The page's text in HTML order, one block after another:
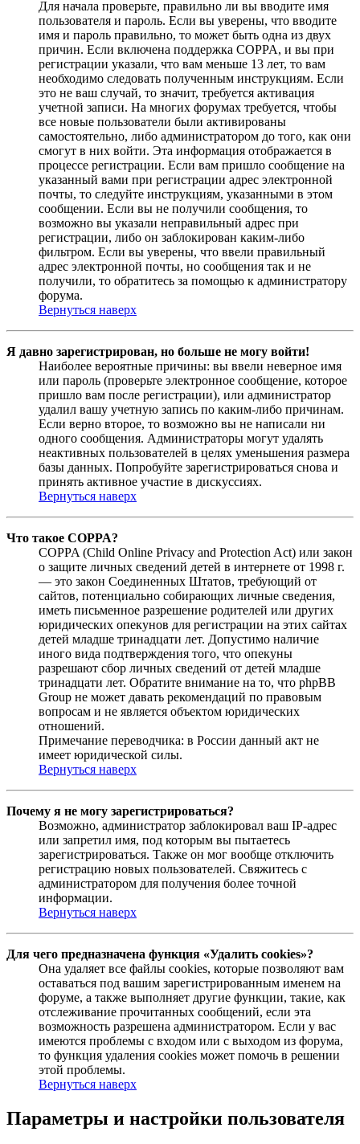
Для начала проверьте, правильно ли вы вводите имя
пользователя и пароль. Если вы уверены, что вводите
имя и пароль правильно, то может быть одна из двух
причин. Если включена поддержка COPPA, и вы при
регистрации указали, что вам меньше 13 лет, то вам
необходимо следовать полученным инструкциям. Если
это не ваш случай, то значит, требуется активация
учетной записи. На многих форумах требуется, чтобы
все новые пользователи были активированы
самостоятельно, либо администратором до того, как они
смогут в них войти. Эта информация отображается в
процессе регистрации. Если вам пришло сообщение на
указанный вами при регистрации адрес электронной
почты, то следуйте инструкциям, указанными в этом
сообщении. Если вы не получили сообщения, то
возможно вы указали неправильный адрес при
регистрации, либо он заблокирован каким-либо
фильтром. Если вы уверены, что ввели правильный
адрес электронной почты, но сообщения так и не
получили, то обратитесь за помощью к администратору
форума.
Вернуться наверх
Я давно зарегистрирован, но больше не могу войти!
Наиболее вероятные причины: вы ввели неверное имя
или пароль (проверьте электронное сообщение, которое
пришло вам после регистрации), или администратор
удалил вашу учетную запись по каким-либо причинам.
Если верно второе, то возможно вы не написали ни
одного сообщения. Администраторы могут удалять
неактивных пользователей в целях уменьшения размера
базы данных. Попробуйте зарегистрироваться снова и
принять активное участие в дискуссиях.
Вернуться наверх
Что такое COPPA?
COPPA (Child Online Privacy and Protection Act) или закон
о защите личных сведений детей в интернете от 1998 г.
— это закон Соединенных Штатов, требующий от
сайтов, потенциально собирающих личные сведения,
иметь письменное разрешение родителей или других
юридических опекунов для регистрации на этих сайтах
детей младше тринадцати лет. Допустимо наличие
иного вида подтверждения того, что опекуны
разрешают сбор личных сведений от детей младше
тринадцати лет. Обратите внимание на то, что phpBB
Group не может давать рекомендаций по правовым
вопросам и не является объектом юридических
отношений.
Примечание переводчика: в России данный акт не
имеет юридической силы.
Вернуться наверх
Почему я не могу зарегистрироваться?
Возможно, администратор заблокировал ваш IP-адрес
или запретил имя, под которым вы пытаетесь
зарегистрироваться. Также он мог вообще отключить
регистрацию новых пользователей. Свяжитесь с
администратором для получения более точной
информации.
Вернуться наверх
Для чего предназначена функция «Удалить cookies»?
Она удаляет все файлы cookies, которые позволяют вам
оставаться под вашим зарегистрированным именем на
форуме, а также выполняет другие функции, такие, как
отслеживание прочитанных сообщений, если эта
возможность разрешена администратором. Если у вас
имеются проблемы с входом или с выходом из форума,
то функция удаления cookies может помочь в решении
этой проблемы.
Вернуться наверх
Параметры и настройки пользователя